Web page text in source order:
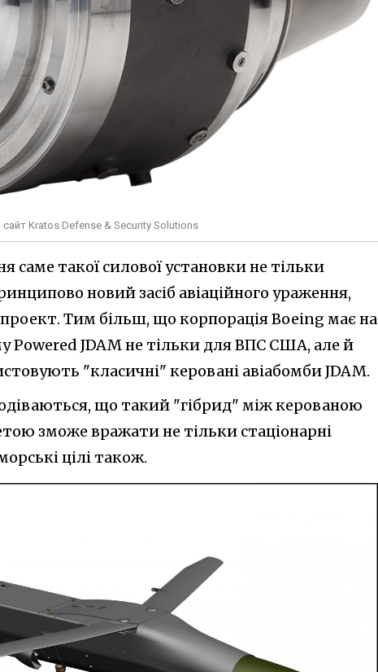
Kratos Defense & Security Solutions
саме такої силової установки не тільки
новий засіб авіаційного ураження,
Тим більш, що корпорація Boeing має на
Powered JDAM не тільки для ВПС США, але й
"класичні" керовані авіабомби JDAM.
що такий "гібрид" між керованою
зможе вражати не тільки стаціонарні
цілі також.